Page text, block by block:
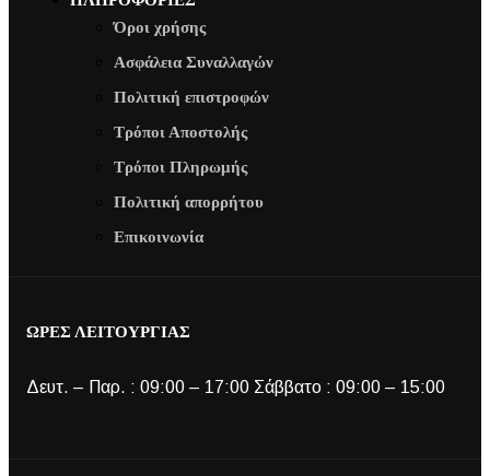
Όροι χρήσης
Ασφάλεια Συναλλαγών
Πολιτική επιστροφών
Τρόποι Αποστολής
Τρόποι Πληρωμής
Πολιτική απορρήτου
Επικοινωνία
ΩΡΕΣ ΛΕΙΤΟΥΡΓΙΑΣ
Δευτ. – Παρ. : 09:00 – 17:00 Σάββατο : 09:00 – 15:00